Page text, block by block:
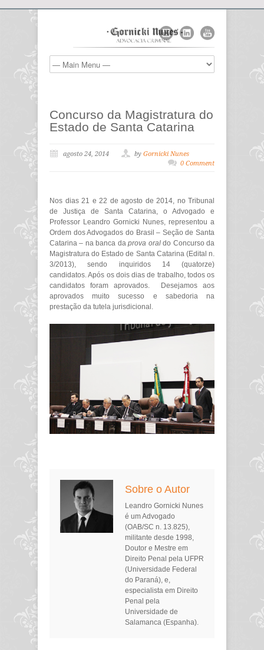
Concurso da Magistratura do
Estado de Santa Catarina
agosto 24, 2014 by Gornicki Nunes
0 Comment
Nos dias 21 e 22 de agosto de 2014, no Tribunal
de Justiça de Santa Catarina, o Advogado e
Professor Leandro Gornicki Nunes, representou a
Ordem dos Advogados do Brasil – Seção de Santa
Catarina – na banca daprova oraldo Concurso da
Magistratura do Estado de Santa Catarina (Edital n.
3/2013), sendo inquiridos 14 (quatorze)
candidatos. Após os dois dias de trabalho, todos os
candidatos foram aprovados. Desejamos aos
aprovados muito sucesso e sabedoria na
prestação da tutela jurisdicional.
Sobre o Autor
Leandro Gornicki Nunes
é um Advogado
(OAB/SC n. 13.825),
militante desde 1998,
Doutor e Mestre em
Direito Penal pela UFPR
(Universidade Federal
do Paraná), e,
especialista em Direito
Penal pela
Universidade de
Salamanca (Espanha).